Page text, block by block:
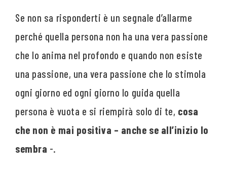
Se non sa risponderti è un segnale d’allarme
perché quella persona non ha una vera passione
che lo anima nel profondo e quando non esiste
una passione, una vera passione che lo stimola
ogni giorno ed ogni giorno lo guida quella
persona è vuota e si riempirà solo di te, cosa
che non è mai positiva – anche se all’inizio lo
sembra -.